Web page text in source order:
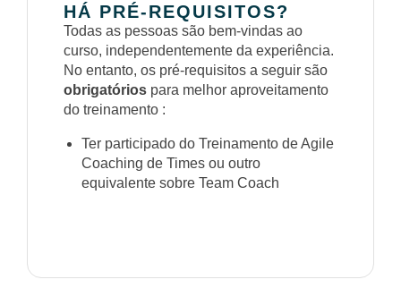
HÁ PRÉ-REQUISITOS?
Todas as pessoas são bem-vindas ao
curso, independentemente da experiência.
No entanto, os pré-requisitos a seguir são
obrigatórios para melhor aproveitamento
do treinamento :
Ter participado do Treinamento de Agile
Coaching de Times ou outro
equivalente sobre Team Coach